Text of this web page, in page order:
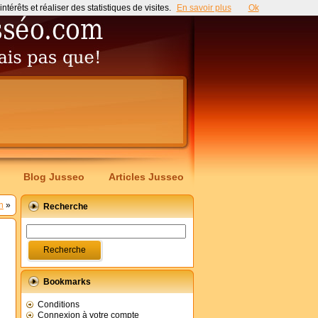
Blog Jusseo Articles Jusseo
» Recherche
Bookmarks
Conditions
Connexion à votre compte
et réaliser des statistiques de visites. En savoir plus Ok